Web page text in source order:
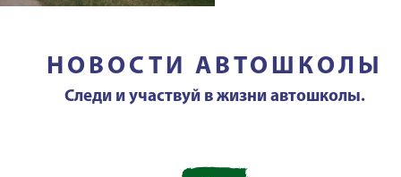
НОВОСТИ АВТОШКОЛЫ
Следи и участвуй в жизни автошколы.